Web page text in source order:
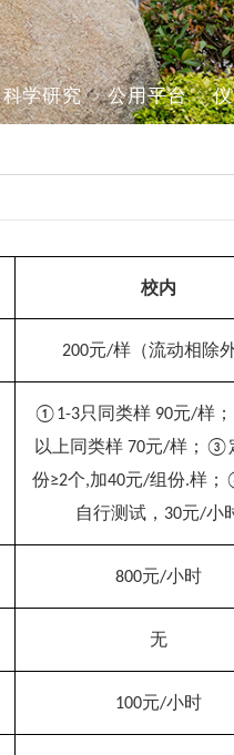
科学研究 公用平台
校内
200元/样（流动相除外
①1-3只同类样 90元/样 ；
以上同类样70元/样 ； ③
份≥2个,加40元/组份.样 ；
自行测试， 30元/小
800元/小时
无
100元/小时